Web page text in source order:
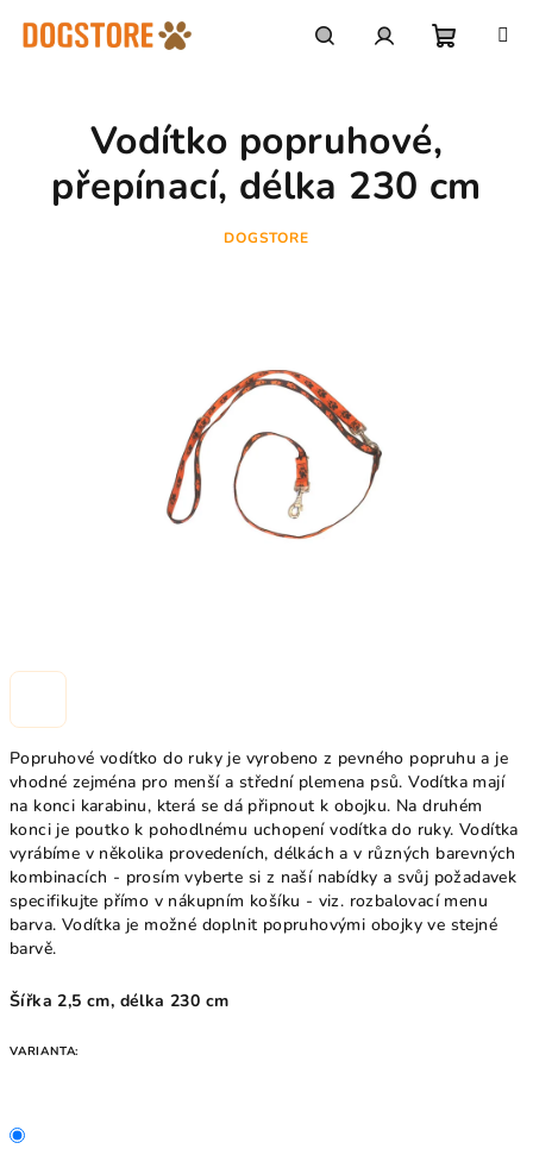
Popruhové vodítko do ruky je vyrobeno z pevného popruhu a je
vhodné zejména pro menší a střední plemena psů. Vodítka mají
na konci karabinu, která se dá připnout k obojku. Na druhém
konci je poutko k pohodlnému uchopení vodítka do ruky. Vodítka
vyrábíme v několika provedeních, délkách a v různých barevných
kombinacích - prosím vyberte si z naší nabídky a svůj požadavek
specifikujte přímo v nákupním košíku - viz. rozbalovací menu
barva. Vodítka je možné doplnit popruhovými obojky ve stejné
barvě.
Šířka 2,5 cm, délka 230 cm
VARIANTA:
Vodítko popruhové,
přepínací, délka 230 cm
DOGSTORE